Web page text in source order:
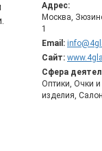
Адрес:
Москва,
1
Email:
Сайт:
Сфера
Оптики, Очки и
изделия,